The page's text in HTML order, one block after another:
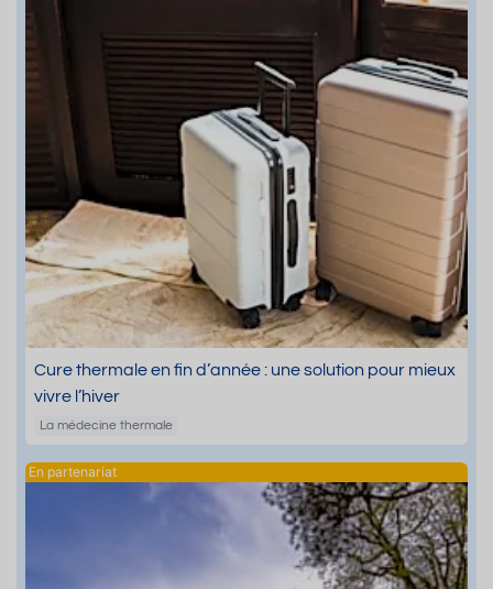
Cure thermale en fin d’année : une solution pour mieux
vivre l’hiver
La médecine thermale